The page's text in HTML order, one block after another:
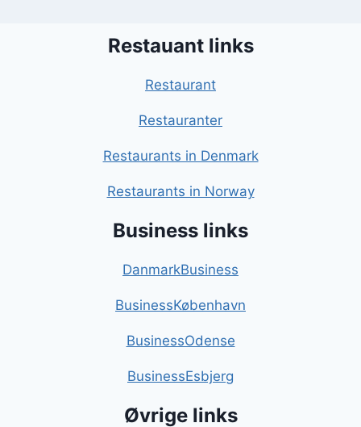
Restauant links
Restaurant
Restauranter
Restaurants in Denmark
Restaurants in Norway
Business links
DanmarkBusiness
BusinessKøbenhavn
BusinessOdense
BusinessEsbjerg
Øvrige links